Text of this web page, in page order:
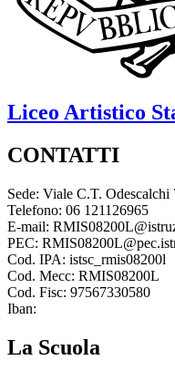
Liceo Artistico
CONTATTI
Sede: Viale C.T. Odescalchi
Telefono: 06 121126965
E-mail:
PEC:
Cod. IPA: istsc_rmis08200l
Cod. Mecc: RMIS08200L
Cod. Fisc: 97567330580
Iban:
La Scuola